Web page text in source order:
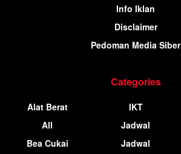
Info Iklan
Disclaimer
Pedoman Media Siber
Categories
Alat Berat
All
Bea Cukai
IKT
Jadwal
Jadwal